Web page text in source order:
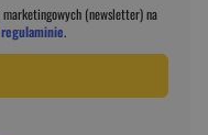
marketingowych (newsletter) na
regulaminie.